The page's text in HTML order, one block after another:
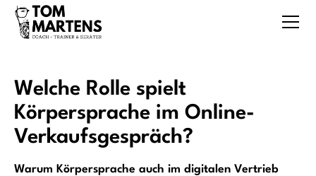
Welche Rolle spielt
Körpersprache im Online-
Verkaufsgespräch?
Warum Körpersprache auch im digitalen Vertrieb